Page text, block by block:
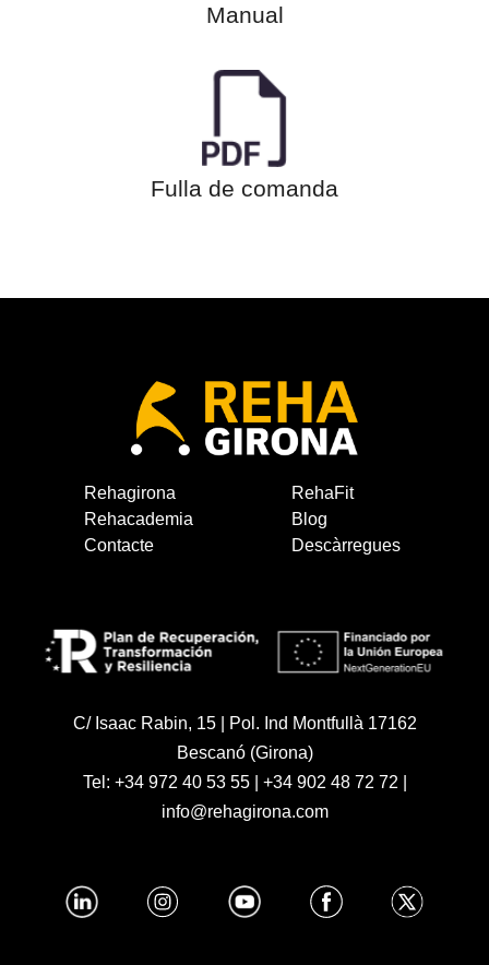
Manual
Fulla de comanda
Rehagirona
RehaFit
Rehacademia
Blog
Contacte
Descàrregues
C/ Isaac Rabin, 15 | Pol. Ind Montfullà 17162
Bescanó (Girona)
Tel: +34 972 40 53 55| +34 902 48 72 72
info@rehagirona.com